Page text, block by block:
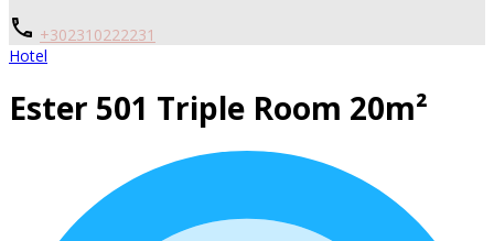
+302310222231
Hotel
Ester 501 Triple Room 20m²